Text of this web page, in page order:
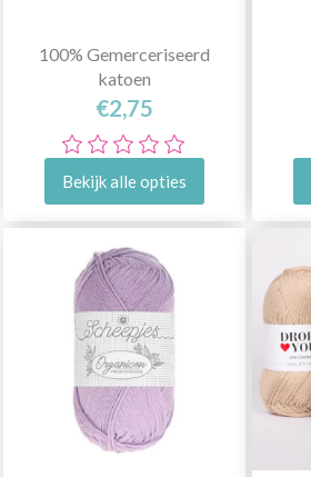
100% Gemerceriseerd
katoen
€2,75
Bekijk alle opties